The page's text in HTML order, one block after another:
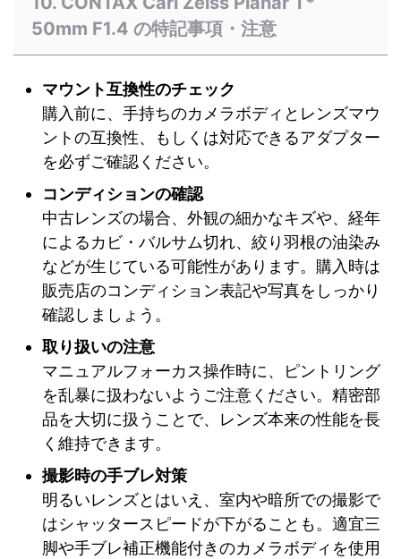
50mm F1.4 の特記事項・注意
マウント互換性のチェック
購入前に、手持ちのカメラボディとレンズマウ
ントの互換性、もしくは対応できるアダプター
を必ずご確認ください。
コンディションの確認
中古レンズの場合、外観の細かなキズや、経年
によるカビ・バルサム切れ、絞り羽根の油染み
などが生じている可能性があります。購入時は
販売店のコンディション表記や写真をしっかり
確認しましょう。
取り扱いの注意
マニュアルフォーカス操作時に、ピントリング
を乱暴に扱わないようご注意ください。精密部
品を大切に扱うことで、レンズ本来の性能を長
く維持できます。
撮影時の手ブレ対策
明るいレンズとはいえ、室内や暗所での撮影で
はシャッタースピードが下がることも。適宜三
脚や手ブレ補正機能付きのカメラボディを使用